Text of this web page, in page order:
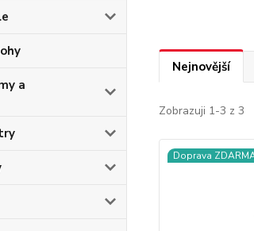
a
Nejnovější
Zobrazuji 1-3 z 3
Doprava